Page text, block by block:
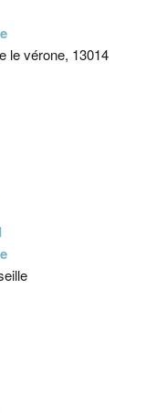
le vérone, 13014